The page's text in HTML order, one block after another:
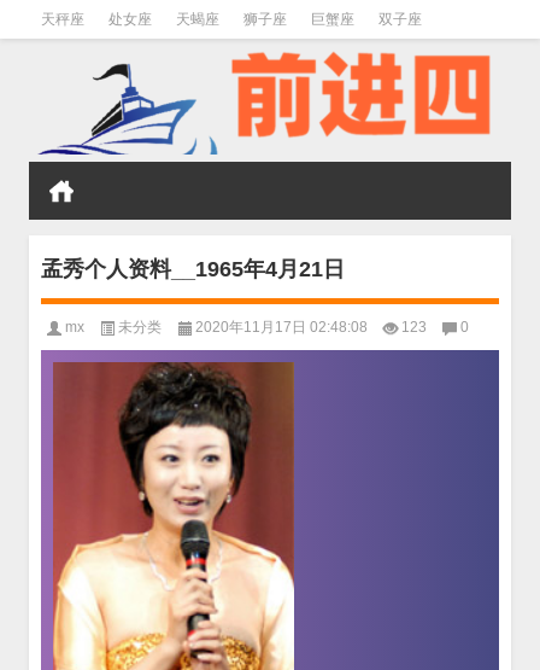
天秤座 处女座 天蝎座 狮子座 巨蟹座 双子座
孟秀个人资料__1965年4月21日
mx 未分类 2020年11月17日 02:48:08 123 0